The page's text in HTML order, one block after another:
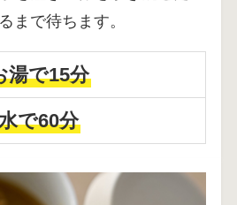
まで待ちます。
湯で15分
で60分